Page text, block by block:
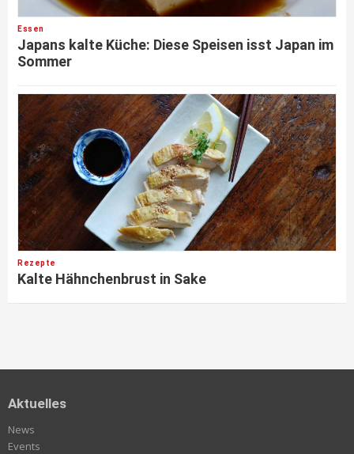
Essen
Japans kalte Küche: Diese Speisen isst Japan im
Sommer
Rezepte
Kalte Hähnchenbrust in Sake
Aktuelles
News
Events